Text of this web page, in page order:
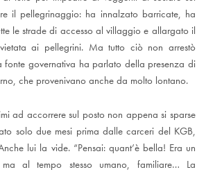
il pellegrinaggio: ha innalzato barricate, ha
le strade di accesso al villaggio e allargato il
ai pellegrini. Ma tutto ciò non arrestò
fonte governativa ha parlato della presenza di
che provenivano anche da molto lontano.
ad accorrere sul posto non appena si sparse
solo due mesi prima dalle carceri del KGB,
lui la vide. “Pensai: quant’è bella! Era un
ma al tempo stesso umano, familiare… La